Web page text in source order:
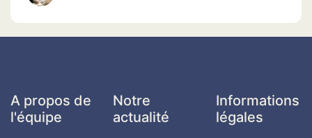
A propos de
l'équipe
Notre
actualité
Informations
légales